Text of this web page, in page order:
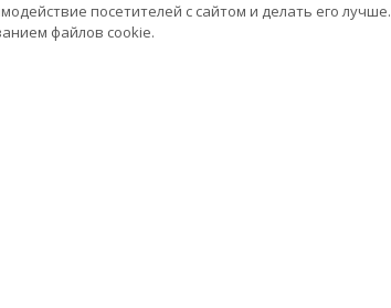
посетителей с сайтом и делать его лучше.
файлов cookie.